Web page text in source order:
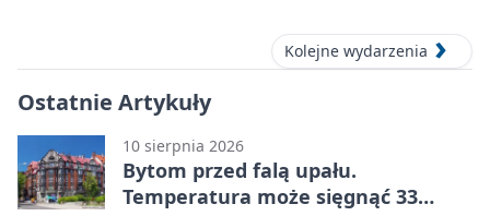
Kolejne wydarzenia
Ostatnie Artykuły
10 sierpnia 2026
Bytom przed falą upału.
Temperatura może sięgnąć 33